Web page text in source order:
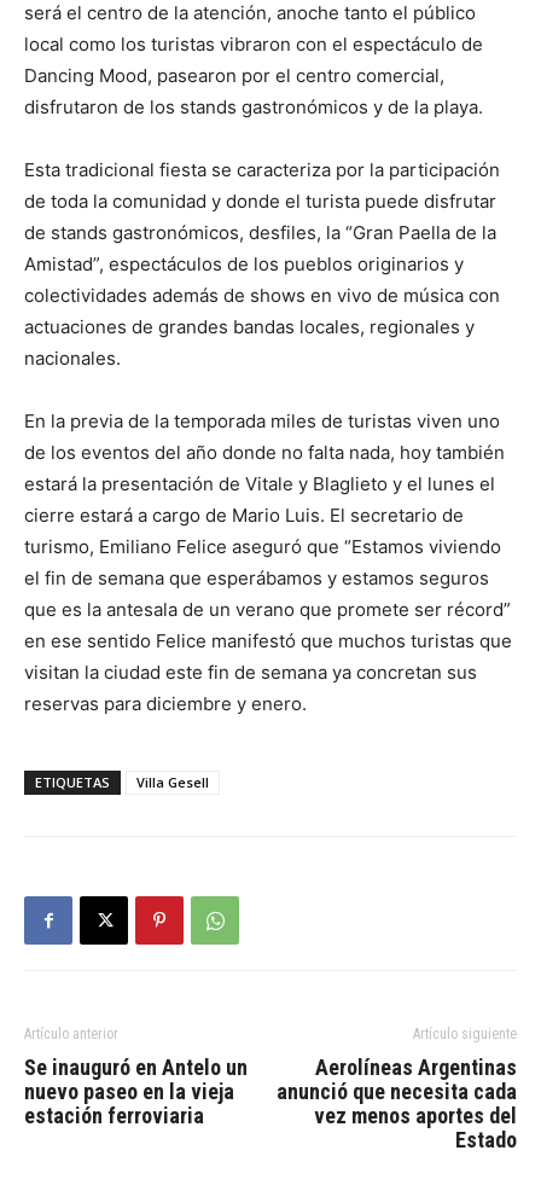
será el centro de la atención, anoche tanto el público
local como los turistas vibraron con el espectáculo de
Dancing Mood, pasearon por el centro comercial,
disfrutaron de los stands gastronómicos y de la playa.
Esta tradicional fiesta se caracteriza por la participación
de toda la comunidad y donde el turista puede disfrutar
de stands gastronómicos, desfiles, la “Gran Paella de la
Amistad”, espectáculos de los pueblos originarios y
colectividades además de shows en vivo de música con
actuaciones de grandes bandas locales, regionales y
nacionales.
En la previa de la temporada miles de turistas viven uno
de los eventos del año donde no falta nada, hoy también
estará la presentación de Vitale y Blaglieto y el lunes el
cierre estará a cargo de Mario Luis. El secretario de
turismo, Emiliano Felice aseguró que “Estamos viviendo
el fin de semana que esperábamos y estamos seguros
que es la antesala de un verano que promete ser récord”
en ese sentido Felice manifestó que muchos turistas que
visitan la ciudad este fin de semana ya concretan sus
reservas para diciembre y enero.
ETIQUETAS Villa Gesell
Artículo anterior
Se inauguró en Antelo un
nuevo paseo en la vieja
estación ferroviaria
Artículo siguiente
Aerolíneas Argentinas
anunció que necesita cada
vez menos aportes del
Estado